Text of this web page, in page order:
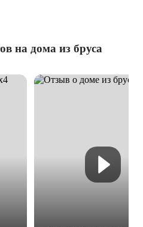
на дома из бруса